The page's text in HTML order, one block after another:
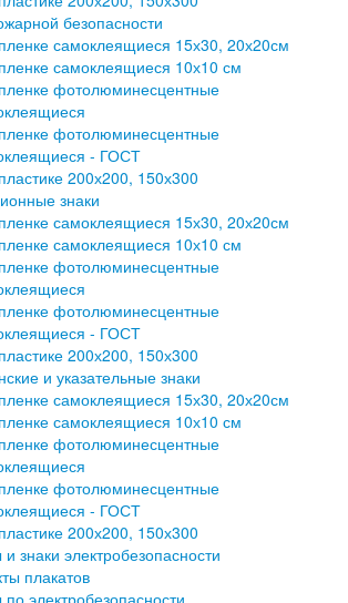
безопасности
самоклеящиеся 15х30, 20х20см
самоклеящиеся 10х10 см
фотолюминесцентные
фотолюминесцентные
- ГОСТ
200х200, 150х300
знаки
самоклеящиеся 15х30, 20х20см
самоклеящиеся 10х10 см
фотолюминесцентные
фотолюминесцентные
- ГОСТ
200х200, 150х300
и указательные знаки
самоклеящиеся 15х30, 20х20см
самоклеящиеся 10х10 см
фотолюминесцентные
фотолюминесцентные
- ГОСТ
200х200, 150х300
знаки электробезопасности
плакатов